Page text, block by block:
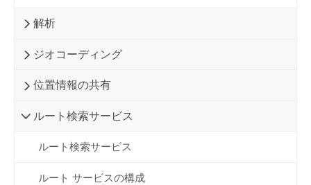
解析
ジオコーディング
位置情報の共有
ルート検索サービス
ルート検索サービス
ルート サービスの構成